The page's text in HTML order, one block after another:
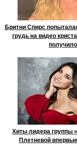
Бритни Спирс
грудь на видео
Хиты лидера группы
Плетневой